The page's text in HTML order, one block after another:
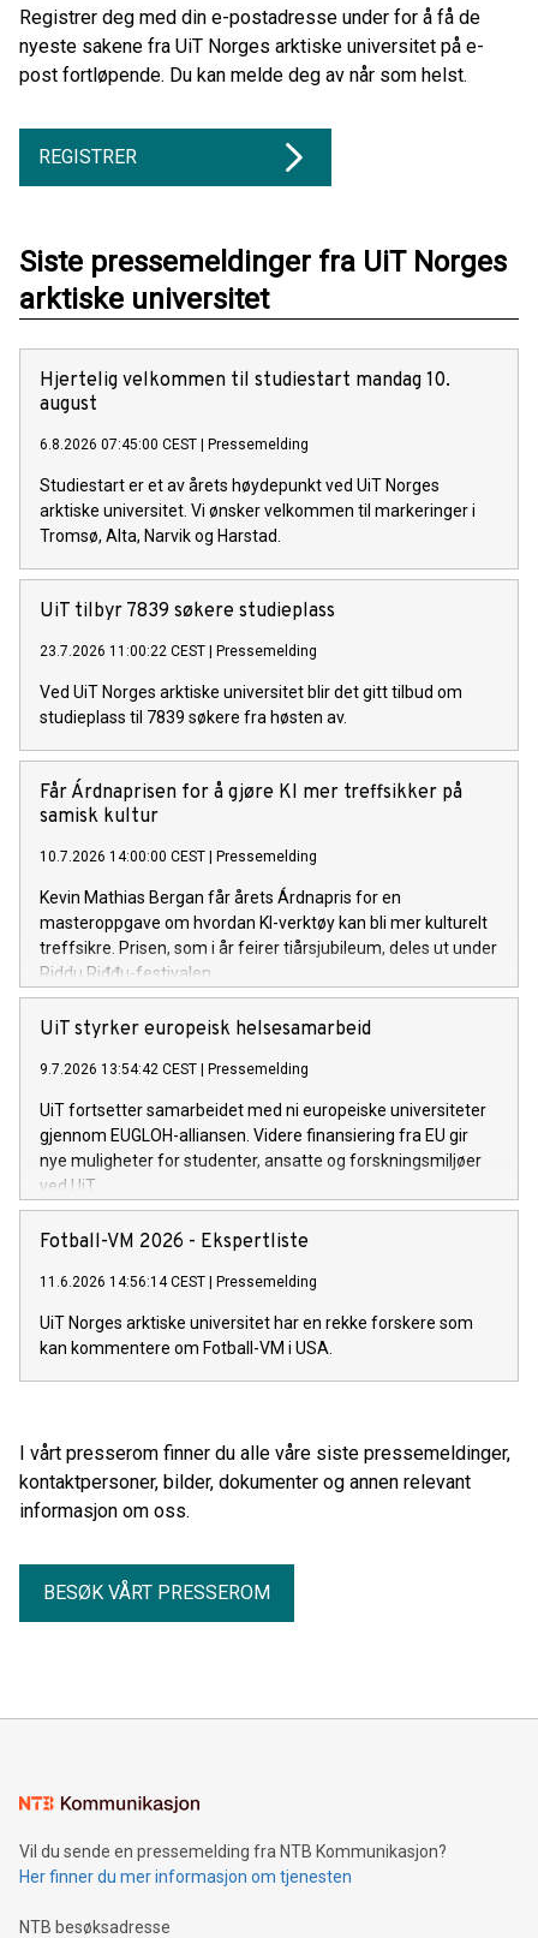
Registrer deg med din e-postadresse under for å få de
nyeste sakene fra UiT Norges arktiske universitet på e-
post fortløpende. Du kan melde deg av når som helst.
REGISTRER
Siste pressemeldinger fra UiT Norges
arktiske universitet
Hjertelig velkommen til studiestart mandag 10.
august
6.8.2026 07:45:00 CEST | Pressemelding
Studiestart er et av årets høydepunkt ved UiT Norges
arktiske universitet. Vi ønsker velkommen til markeringer i
Tromsø, Alta, Narvik og Harstad.
UiT tilbyr 7839 søkere studieplass
23.7.2026 11:00:22 CEST | Pressemelding
Ved UiT Norges arktiske universitet blir det gitt tilbud om
studieplass til 7839 søkere fra høsten av.
Får Árdnaprisen for å gjøre KI mer treffsikker på
samisk kultur
10.7.2026 14:00:00 CEST | Pressemelding
Kevin Mathias Bergan får årets Árdnapris for en
masteroppgave om hvordan KI-verktøy kan bli mer kulturelt
treffsikre. Prisen, som i år feirer tiårsjubileum, deles ut under
Riddu Riđđu-festivalen.
UiT styrker europeisk helsesamarbeid
9.7.2026 13:54:42 CEST | Pressemelding
UiT fortsetter samarbeidet med ni europeiske universiteter
gjennom EUGLOH-alliansen. Videre finansiering fra EU gir
nye muligheter for studenter, ansatte og forskningsmiljøer
ved UiT.
Fotball-VM 2026 - Ekspertliste
11.6.2026 14:56:14 CEST | Pressemelding
UiT Norges arktiske universitet har en rekke forskere som
kan kommentere om Fotball-VM i USA.
I vårt presserom finner du alle våre siste pressemeldinger,
kontaktpersoner, bilder, dokumenter og annen relevant
informasjon om oss.
BESØK VÅRT PRESSEROM
Vil du sende en pressemelding fra NTB Kommunikasjon?
Her finner du mer informasjon om tjenesten
NTB besøksadresse